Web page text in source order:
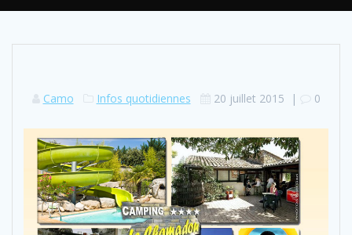
Camo Infos quotidiennes 20 juillet 2015 | 0